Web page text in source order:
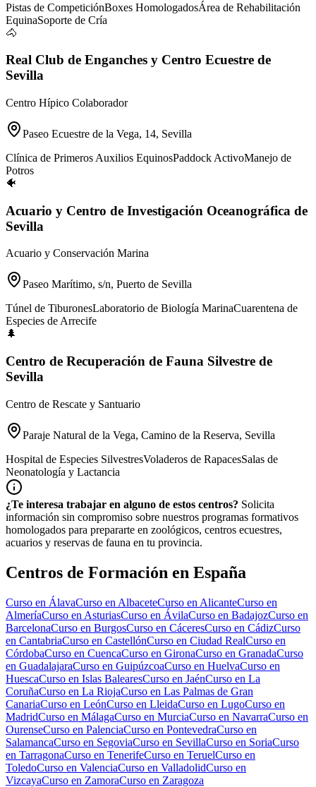
Pistas de CompeticiónBoxes HomologadosÁrea de Rehabilitación
EquinaSoporte de Cría
🐴
Real Club de Enganches y Centro Ecuestre de
Sevilla
Centro Hípico Colaborador
Paseo Ecuestre de la Vega, 14, Sevilla
Clínica de Primeros Auxilios EquinosPaddock ActivoManejo de
Potros
🐠
Acuario y Centro de Investigación Oceanográfica de
Sevilla
Acuario y Conservación Marina
Paseo Marítimo, s/n, Puerto de Sevilla
Túnel de TiburonesLaboratorio de Biología MarinaCuarentena de
Especies de Arrecife
🌲
Centro de Recuperación de Fauna Silvestre de
Sevilla
Centro de Rescate y Santuario
Paraje Natural de la Vega, Camino de la Reserva, Sevilla
Hospital de Especies SilvestresVoladeros de RapacesSalas de
Neonatología y Lactancia
¿Te interesa trabajar en alguno de estos centros? Solicita
información sin compromiso sobre nuestros programas formativos
homologados para prepararte en zoológicos, centros ecuestres,
acuarios y reservas de fauna en tu provincia.
Centros de Formación en España
Curso en ÁlavaCurso en AlbaceteCurso en AlicanteCurso en
AlmeríaCurso en AsturiasCurso en ÁvilaCurso en BadajozCurso en
BarcelonaCurso en BurgosCurso en CáceresCurso en CádizCurso
en CantabriaCurso en CastellónCurso en Ciudad RealCurso en
CórdobaCurso en CuencaCurso en GironaCurso en GranadaCurso
en GuadalajaraCurso en GuipúzcoaCurso en HuelvaCurso en
HuescaCurso en Islas BalearesCurso en JaénCurso en La
CoruñaCurso en La RiojaCurso en Las Palmas de Gran
CanariaCurso en LeónCurso en LleidaCurso en LugoCurso en
MadridCurso en MálagaCurso en MurciaCurso en NavarraCurso en
OurenseCurso en PalenciaCurso en PontevedraCurso en
SalamancaCurso en SegoviaCurso en SevillaCurso en SoriaCurso
en TarragonaCurso en TenerifeCurso en TeruelCurso en
ToledoCurso en ValenciaCurso en ValladolidCurso en
VizcayaCurso en ZamoraCurso en Zaragoza